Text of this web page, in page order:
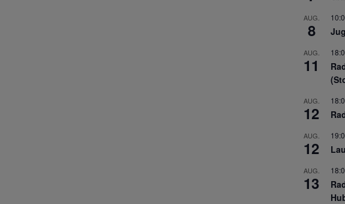
AUG.
8
AUG.
11
AUG.
12
AUG.
12
AUG.
13